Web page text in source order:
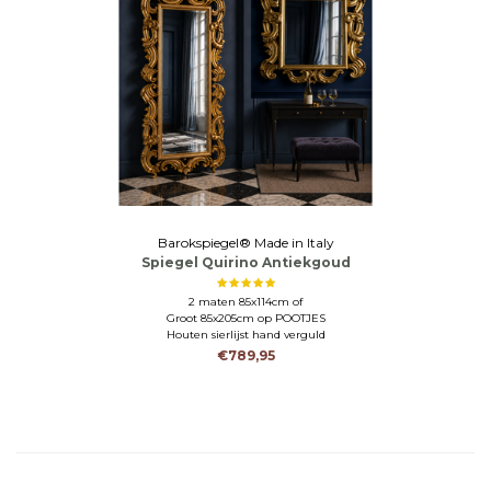
Barokspiegel® Made in Italy
Spiegel Quirino Antiekgoud
2 maten 85x114cm of
Groot 85x205cm op POOTJES
Houten sierlijst hand verguld
€789,95